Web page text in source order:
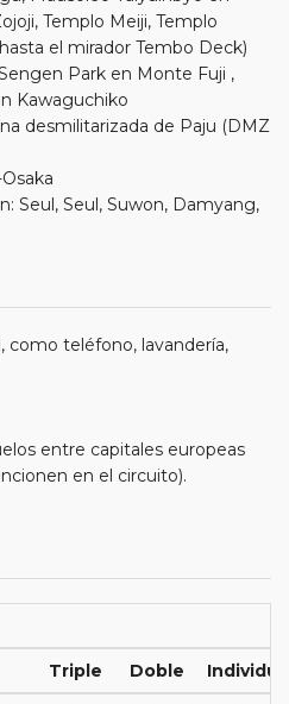
Templo Meiji, Templo
el mirador Tembo Deck)
Park en Monte Fuji ,
Kawaguchiko
desmilitarizada de Paju (DMZ
Seul, Seul, Suwon, Damyang,
como teléfono, lavandería,
entre capitales europeas
en el circuito).
Triple Doble